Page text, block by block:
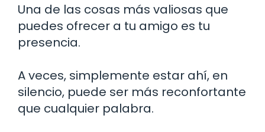
Una de las cosas más valiosas que
puedes ofrecer a tu amigo es tu
presencia.
A veces, simplemente estar ahí, en
silencio, puede ser más reconfortante
que cualquier palabra.